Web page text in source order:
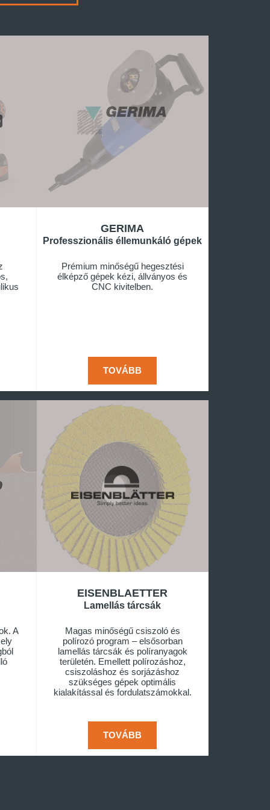
GERIMA
Professzionális éllemunkáló gépek
Prémium minőségű hegesztési
élképző gépek kézi, állványos és
CNC kivitelben.
TOVÁBB
A
EISENBLAETTER
Lamellás tárcsák
Magas minőségű csiszoló és
polírozó program – elsősorban
lamellás tárcsák és políranyagok
területén. Emellett polírozáshoz,
csiszoláshoz és sorjázáshoz
szükséges gépek optimális
kialakítással és fordulatszámokkal.
TOVÁBB